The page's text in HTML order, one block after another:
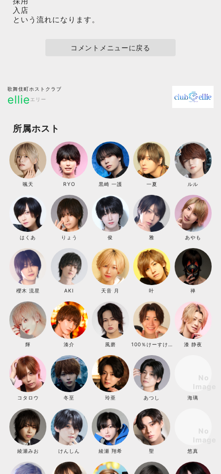
入店
という流れになります。
コメントメニューに戻る
歌舞伎町ホストクラブ
ellie エリー
所属ホスト
颯天 RYO 黒崎 一護 一夏 ルル
はくあ りょう 俊 雅 あやも
櫻木 流星 AKI 天音 月 叶 禅
輝 湊介 風磨 100％けーすけ。 漆 静夜
コタロウ 冬至 玲亜 あつし 海璃
綾瀬みお けんしん 綾瀬 翔希 聖 悠真